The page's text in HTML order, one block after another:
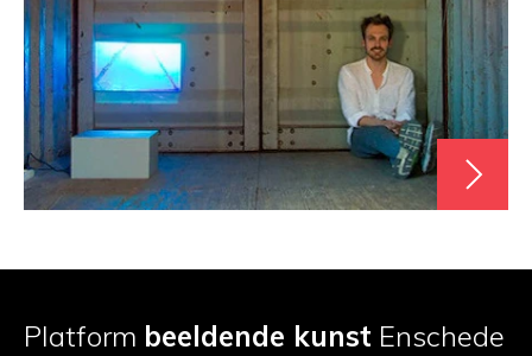
Platform beeldende kunst Enschede